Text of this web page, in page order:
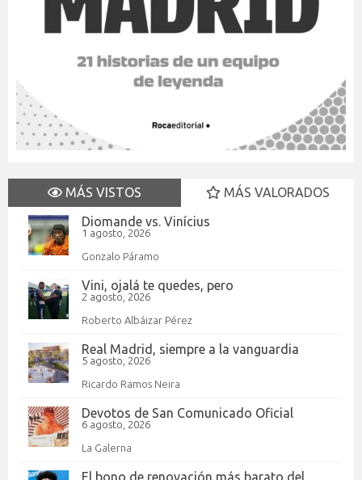
MÁS VISTOS
MÁS VALORADOS
Diomande vs. Vinícius
1 agosto, 2026
Gonzalo Páramo
Vini, ojalá te quedes, pero
2 agosto, 2026
Roberto Albáizar Pérez
Real Madrid, siempre a la vanguardia
5 agosto, 2026
Ricardo Ramos Neira
Devotos de San Comunicado Oficial
6 agosto, 2026
La Galerna
El bono de renovación más barato del